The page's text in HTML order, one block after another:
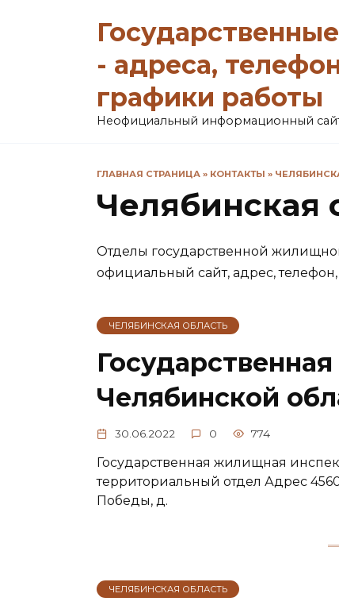
- адреса,
графики работы
Неофициальный информационный
ГЛАВНАЯ СТРАНИЦА » КОНТАКТЫ »
Челябинская
Отделы государственной
официальный сайт, адрес,
ЧЕЛЯБИНСКАЯ ОБЛАСТЬ
Челябинской
30.06.2022 0 774
Государственная жилищная
территориальный отдел Адрес
Победы, д.
ЧЕЛЯБИНСКАЯ ОБЛАСТЬ